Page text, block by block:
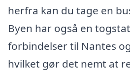
herfra kan du tage en
Byen har også en
forbindelser til Nantes
hvilket gør det nemt at